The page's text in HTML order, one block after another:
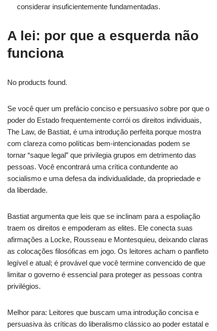
considerar insuficientemente fundamentadas.
A lei: por que a esquerda não
funciona
No products found.
Se você quer um prefácio conciso e persuasivo sobre por que o
poder do Estado frequentemente corrói os direitos individuais,
The Law, de Bastiat, é uma introdução perfeita porque mostra
com clareza como políticas bem-intencionadas podem se
tornar “saque legal” que privilegia grupos em detrimento das
pessoas. Você encontrará uma crítica contundente ao
socialismo e uma defesa da individualidade, da propriedade e
da liberdade.
Bastiat argumenta que leis que se inclinam para a espoliação
traem os direitos e empoderam as elites. Ele conecta suas
afirmações a Locke, Rousseau e Montesquieu, deixando claras
as colocações filosóficas em jogo. Os leitores acham o panfleto
legível e atual; é provável que você termine convencido de que
limitar o governo é essencial para proteger as pessoas contra
privilégios.
Melhor para: Leitores que buscam uma introdução concisa e
persuasiva às críticas do liberalismo clássico ao poder estatal e